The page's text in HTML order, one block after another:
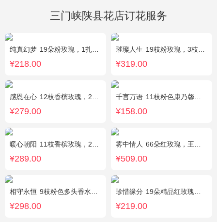
三门峡陕县花店订花服务
纯真幻梦 19朵粉玫瑰，1扎满天星间插丰满
¥218.00
璀璨人生 19枝粉玫瑰，3枝向日葵，绿叶搭配
¥319.00
感恩在心 12枝香槟玫瑰，2枝向日葵，搭配白色满天星、尤加利叶
¥279.00
千言万语 11枝粉色康乃馨，栀子叶间插丰满
¥158.00
暖心朝阳 11枝香槟玫瑰，2枝向日葵，多头黄玫瑰（或类似配材替换）、桔梗搭配
¥289.00
雾中情人 66朵红玫瑰，王冠，灯带
¥509.00
相守永恒 9枝粉色多头香水百合，黄莺点缀，搭配剑叶。
¥298.00
珍惜缘分 19朵精品红玫瑰，火龙珠、银叶菊、绿叶间插。
¥219.00